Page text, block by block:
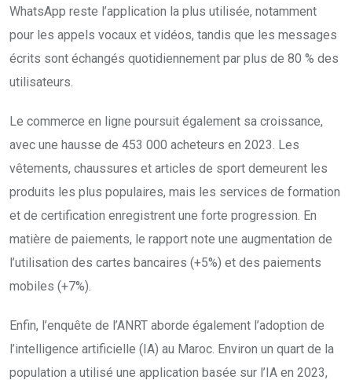
WhatsApp reste l’application la plus utilisée, notamment
pour les appels vocaux et vidéos, tandis que les messages
écrits sont échangés quotidiennement par plus de 80 % des
utilisateurs.
Le commerce en ligne poursuit également sa croissance,
avec une hausse de 453 000 acheteurs en 2023. Les
vêtements, chaussures et articles de sport demeurent les
produits les plus populaires, mais les services de formation
et de certification enregistrent une forte progression. En
matière de paiements, le rapport note une augmentation de
l’utilisation des cartes bancaires (+5%) et des paiements
mobiles (+7%).
Enfin, l’enquête de l’ANRT aborde également l’adoption de
l’intelligence artificielle (IA) au Maroc. Environ un quart de la
population a utilisé une application basée sur l’IA en 2023,